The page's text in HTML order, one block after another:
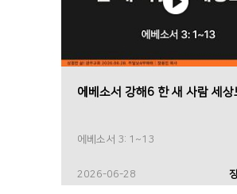
에베소서 강해6 한 새 사람 세상
에베소서 3: 1~13
2026-06-28